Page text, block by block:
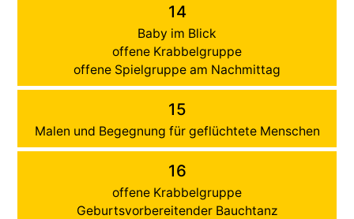
14
Baby im Blick
offene Krabbelgruppe
offene Spielgruppe am Nachmittag
15
Malen und Begegnung für geflüchtete Menschen
16
offene Krabbelgruppe
Geburtsvorbereitender Bauchtanz